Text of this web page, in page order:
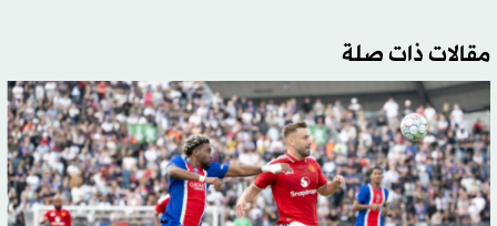
مقالات ذات صلة